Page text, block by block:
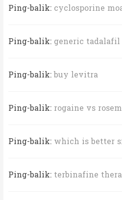
Ping-balik: cyclosporine
Ping-balik: generic tadalafil
Ping-balik:buy levitra
Ping-balik: rogaine vs
Ping-balik: which is better
Ping-balik: terbinafine